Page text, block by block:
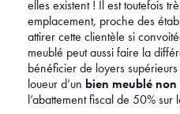
elles existent ! Il est toutefois
emplacement, proche des
attirer cette clientèle si
meublé peut aussi faire la
bénéficier de loyers
loueur d’un bien meublé
l’abattement fiscal de 50% sur